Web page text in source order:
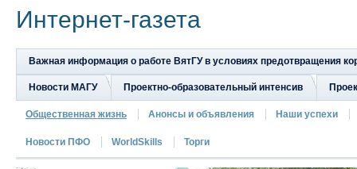
Интернет-газета
Важная информация о работе ВятГУ в условиях предотвращения
Новости МАГУ Проектно-образовательный интенсив
Общественная жизнь Анонсы и объявления Наши успехи
Новости ПФО WorldSkills Торги